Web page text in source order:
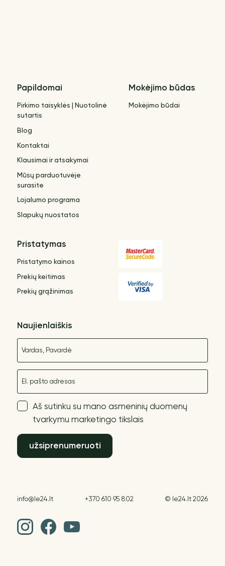
Papildomai
Pirkimo taisyklės | Nuotolinė
sutartis
Blog
Kontaktai
Klausimai ir atsakymai
Mūsų parduotuvėje
surasite
Lojalumo programa
Slapukų nuostatos
Mokėjimo būdas
Mokėjimo būdai
Pristatymas
Pristatymo kainos
Prekių keitimas
Prekių grąžinimas
Naujienlaiškis
Aš sutinku su mano asmeninių duomenų
tvarkymu marketingo tikslais
užsiprenumeruoti
info@le24.lt +370 610 95 802 © le24.lt 2026